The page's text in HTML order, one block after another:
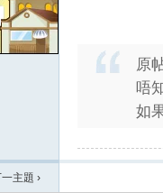
原
唔
如
主題 ›